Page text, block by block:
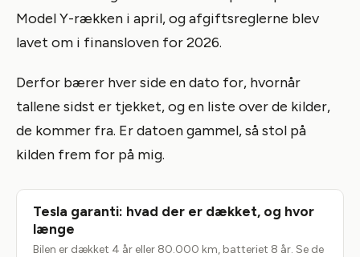
Model Y-rækken i april, og afgiftsreglerne blev
lavet om i finansloven for 2026.
Derfor bærer hver side en dato for, hvornår
tallene sidst er tjekket, og en liste over de kilder,
de kommer fra. Er datoen gammel, så stol på
kilden frem for på mig.
Tesla garanti: hvad der er dækket, og hvor
længe
Bilen er dækket 4 år eller 80.000 km, batteriet 8 år. Se de